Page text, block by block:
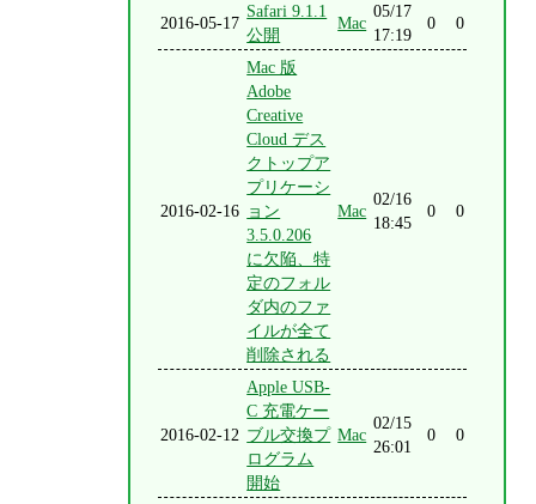
2016-05-17
Safari 9.1.1
公開
Mac
05/17
17:19
0 0
2016-02-16
Mac 版
Adobe
Creative
Cloud デス
クトップア
プリケーシ
ョン
3.5.0.206
に欠陥、特
定のフォル
ダ内のファ
イルが全て
削除される
Mac
02/16
18:45
0 0
2016-02-12
Apple USB-
C 充電ケー
ブル交換プ
ログラム
開始
Mac
02/15
26:01
0 0